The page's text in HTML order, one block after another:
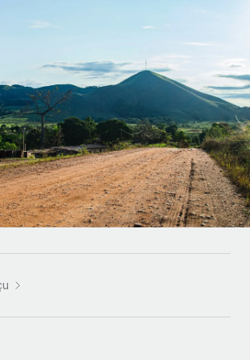
gérez vos freelances partout dans le monde
les opérations complexes liées à l’emploi
Remote
RH aux flux de travail en toute simplicité
Nouveau
n'importe quel outil d’IA à Remote grâce à
service par rapport aux autres
agiles et internationales pour les RH et la
en pleine croissance
intermédiaires
vos équipes avec des solutions RH sur
pour les grandes entreprises
les devises disponibles et les vitesses de
vos freelances internationaux
REMOTE
postes